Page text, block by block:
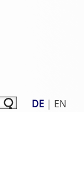
DE | EN